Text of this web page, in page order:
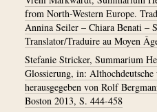
from North-Western Europe.
Annina Seiler – Chiara Benati –
Translator/Traduire au Moyen
Stefanie Stricker, Summarium
Glossierung, in: Althochdeutsche
herausgegeben von Rolf
Boston 2013, S. 444-458